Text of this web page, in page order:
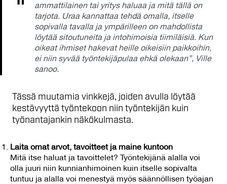
ammattilainen tai yritys haluaa ja mitä tällä on
tarjota. Uraa kannattaa tehdä omalla, itselle
sopivalla tavalla ja ympärilleen on mahdollista
löytää sitoutuneita ja intohimoisia tiimiläisiä. Kun
oikeat ihmiset hakevat heille oikeisiin paikkoihin,
ei niin syvää työntekijäpulaa ehkä olekaan”, Ville
sanoo.
Tässä muutamia vinkkejä, joiden avulla löytää
kestävyyttä työntekoon niin työntekijän kuin
työnantajankin näkökulmasta.
Laita omat arvot, tavoitteet ja maine kuntoon
Mitä itse haluat ja tavoittelet? Työntekijänä alalla voi
olla juuri niin kunnianhimoinen kuin itselle sopivalta
tuntuu ja alalla voi menestyä myös säännöllisen työajan